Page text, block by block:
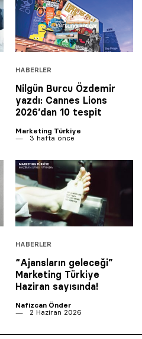
HABERLER
Nilgün Burcu Özdemir
yazdı: Cannes Lions
2026’dan 10 tespit
Marketing Türkiye
3 hafta önce
HABERLER
“Ajansların geleceği”
Marketing Türkiye
Haziran sayısında!
Nafizcan Önder
2 Haziran 2026